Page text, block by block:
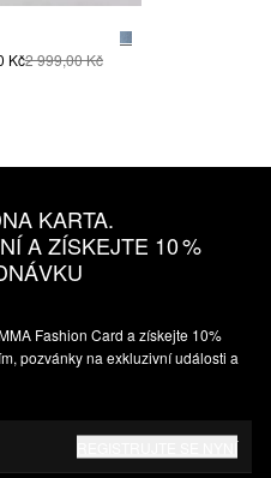
Kč2 999,00 Kč
KARTA.
A ZÍSKEJTE 10 %
Fashion Card a získejte 10%
pozvánky na exkluzivní události a